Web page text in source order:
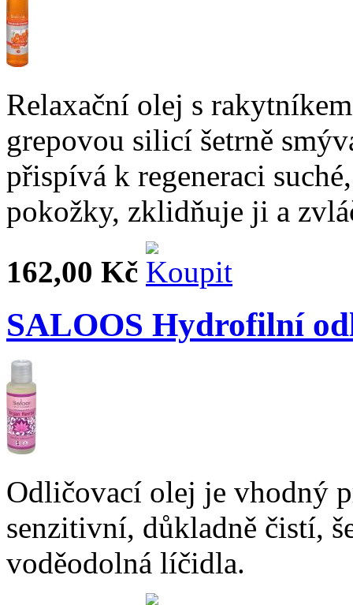
Relaxační olej s
grepovou silicí šetrně
přispívá k regeneraci
pokožky, zklidňuje ji a
162,00 Kč
SALOOS Hydrofilní
Odličovací olej je vhodný
senzitivní, důkladně čistí,
voděodolná líčidla.